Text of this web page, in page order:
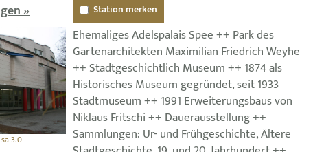
»
3.0
Station merken
Ehemaliges Adelspalais Spee ++ Park des
Gartenarchitekten Maximilian Friedrich Weyhe
++ Stadtgeschichtlich Museum ++ 1874 als
Historisches Museum gegründet, seit 1933
Stadtmuseum ++ 1991 Erweiterungsbaus von
Niklaus Fritschi ++ Dauerausstellung ++
Sammlungen: Ur- und Frühgeschichte, Ältere